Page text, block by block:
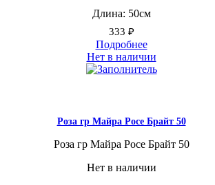
Длина: 50см
333 ₽
Подробнее
Нет в наличии
Роза гр Майра Росе Брайт 50
Роза гр Майра Росе Брайт 50
Нет в наличии